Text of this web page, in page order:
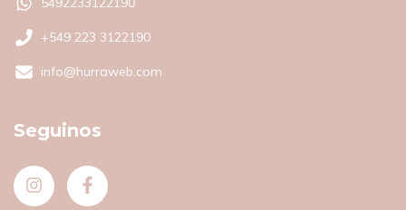
+549 223 3122190
info@hurraweb.com
Seguinos